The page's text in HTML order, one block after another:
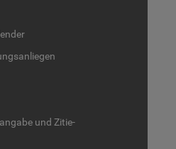
und Zi­tie­